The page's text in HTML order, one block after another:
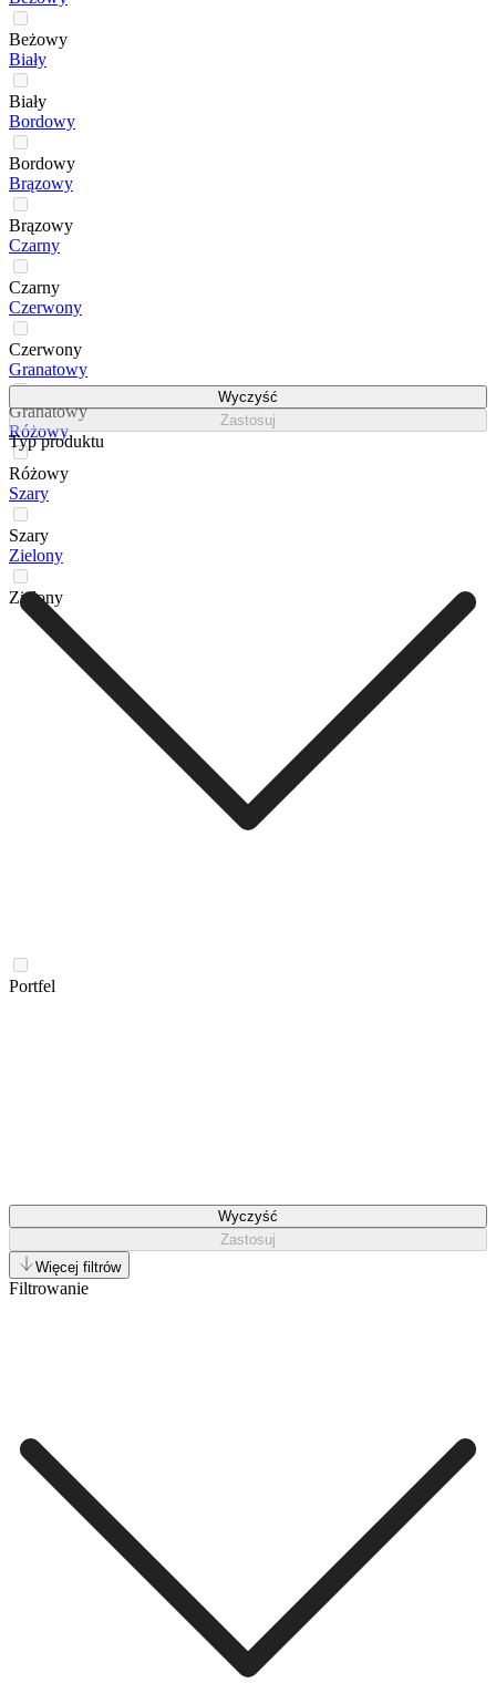
Beżowy
Biały
Biały
Bordowy
Bordowy
Brązowy
Brązowy
Czarny
Czarny
Czerwony
Czerwony
Granatowy
Granatowy
Różowy
Różowy
Szary
Szary
Zielony
Zielony
Wyczyść
Zastosuj
Typ produktu
Portfel
Wyczyść
Zastosuj
Więcej filtrów
Filtrowanie